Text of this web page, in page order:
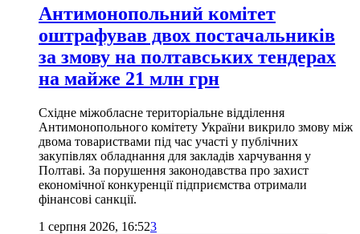
Антимонопольний комітет
оштрафував двох постачальників
за змову на полтавських тендерах
на майже 21 млн грн
Східне міжобласне територіальне відділення
Антимонопольного комітету України викрило змову між
двома товариствами під час участі у публічних
закупівлях обладнання для закладів харчування у
Полтаві. За порушення законодавства про захист
економічної конкуренції підприємства отримали
фінансові санкції.
1 серпня 2026, 16:523